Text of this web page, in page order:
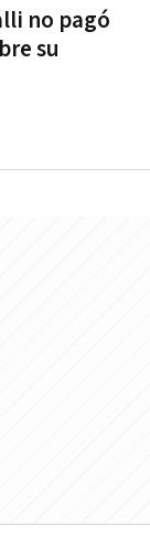
no pagó
su